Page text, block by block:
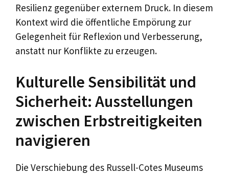
Resilienz gegenüber externem Druck. In diesem
Kontext wird die öffentliche Empörung zur
Gelegenheit für Reflexion und Verbesserung,
anstatt nur Konflikte zu erzeugen.
Kulturelle Sensibilität und
Sicherheit: Ausstellungen
zwischen Erbstreitigkeiten
navigieren
Die Verschiebung des Russell-Cotes Museums